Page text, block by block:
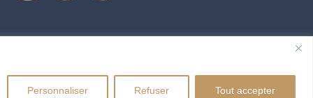
Personnaliser Refuser Tout accepter
Tours CBX 1, Passerelle des Reflets 92400 COURBEVOIE